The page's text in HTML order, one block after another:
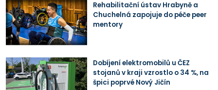
Rehabilitační ústav Hrabyně a
Chuchelná zapojuje do péče peer
mentory
Dobíjení elektromobilů u ČEZ
stojanů v kraji vzrostlo o 34 %, na
špici poprvé Nový Jičín